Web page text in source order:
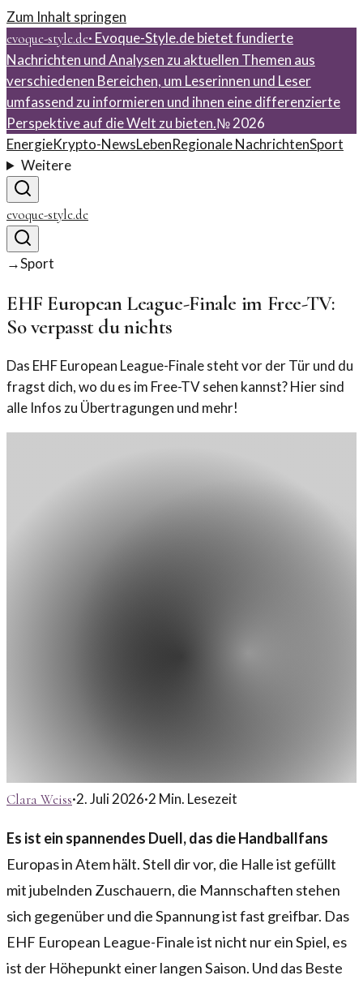
Zum Inhalt springen
evoque-style.de· Evoque-Style.de bietet fundierte
Nachrichten und Analysen zu aktuellen Themen aus
verschiedenen Bereichen, um Leserinnen und Leser
umfassend zu informieren und ihnen eine differenzierte
Perspektive auf die Welt zu bieten.№2026
EnergieKrypto-NewsLebenRegionale NachrichtenSport
Weitere
evoque-style.de
→Sport
EHF European League-Finale im Free-TV:
So verpasst du nichts
Das EHF European League-Finale steht vor der Tür und du
fragst dich, wo du es im Free-TV sehen kannst? Hier sind
alle Infos zu Übertragungen und mehr!
Clara Weiss·2. Juli 2026·2 Min. Lesezeit
Es ist ein spannendes Duell, das die Handballfans
Europas in Atem hält. Stell dir vor, die Halle ist gefüllt
mit jubelnden Zuschauern, die Mannschaften stehen
sich gegenüber und die Spannung ist fast greifbar. Das
EHF European League-Finale ist nicht nur ein Spiel, es
ist der Höhepunkt einer langen Saison. Und das Beste